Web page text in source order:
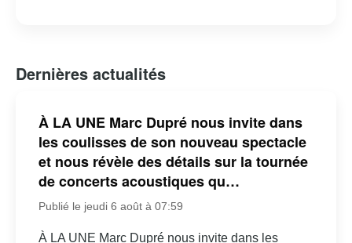
Dernières actualités
À LA UNE Marc Dupré nous invite dans
les coulisses de son nouveau spectacle
et nous révèle des détails sur la tournée
de concerts acoustiques qu…
Publié le jeudi 6 août à 07:59
À LA UNE Marc Dupré nous invite dans les